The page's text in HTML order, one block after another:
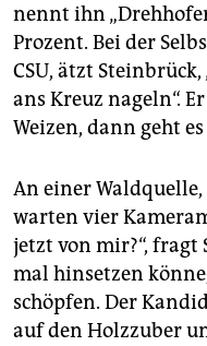
nennt ihn
Prozent. Bei der
CSU, ätzt
ans Kreuz nageln“.
Weizen, dann geht
An einer
warten vier
jetzt von mir?“, fragt
mal hinsetzen
schöpfen. Der
auf den Holzzuber